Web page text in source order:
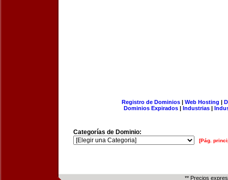
Registro de Dominios| Web Hosting |
Dominios Expirados | Industrias |
Categorías de Dominio:
[Pág.
** Precios